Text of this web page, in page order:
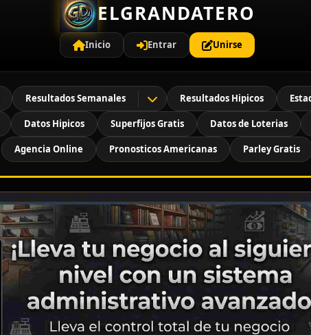
ELGRANDATERO
Inicio Entrar Unirse
Resultados Semanales Resultados Hipicos
Datos Hipicos Superfijos Gratis Datos de Loterias
Agencia Online Pronosticos Americanas Parley Gratis